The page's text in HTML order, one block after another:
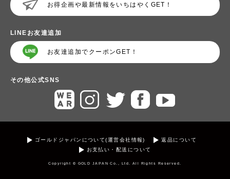
お得企画や最新情報をいちはやくGET！
LINEお友達追加
お友達追加でクーポンGET！
その他公式SNS
ゴールドジャパンについて(運営会社情報)
返品について
お支払い・配送について
Copyright © GOLD JAPAN Co., Ltd. All Rights Reserved.